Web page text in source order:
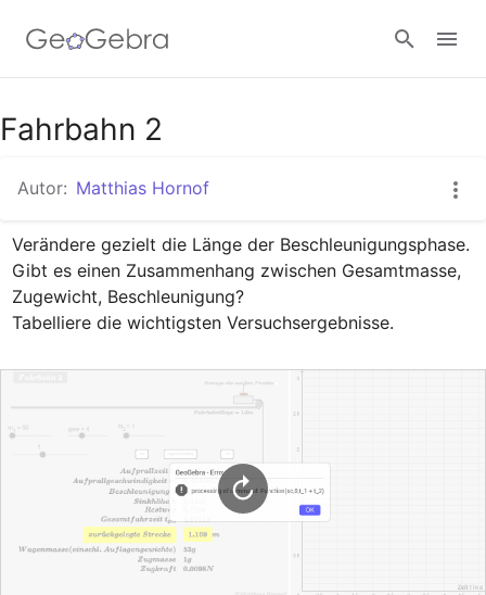
Google Classroom
GeoGebra Classroom
Anmelden
Fahrbahn 2
Autor: Matthias Hornof
Verändere gezielt die Länge der Beschleunigungsphase.
Gibt es einen Zusammenhang zwischen Gesamtmasse,
Zugewicht, Beschleunigung?
Tabelliere die wichtigsten Versuchsergebnisse.